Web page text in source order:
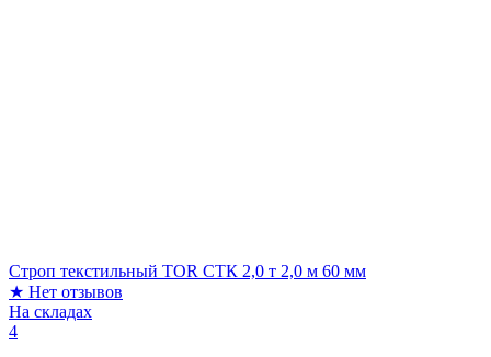
Строп текстильный TOR СТК 2,0 т 2,0 м 60 мм
★ Нет отзывов
На складах
4